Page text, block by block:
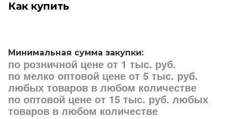
Как купить
Минимальная сумма закупки:
по розничной цене от 1 тыс. руб.
по мелко оптовой цене от 5 тыс. руб.
любых товаров в любом количестве
по оптовой цене от 15 тыс. руб. любых
товаров в любом количестве